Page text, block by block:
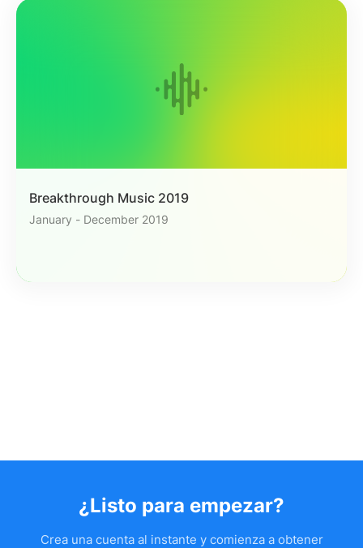
Breakthrough Music 2019
January - December 2019
¿Listo para empezar?
Crea una cuenta al instante y comienza a obtener